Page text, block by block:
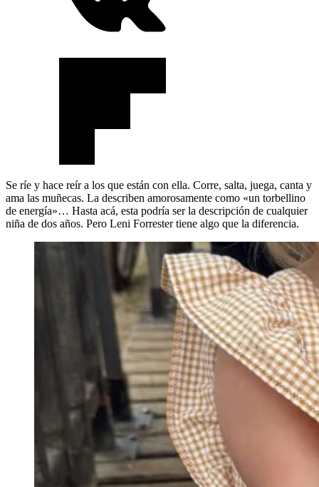
Se ríe y hace reír a los que están con ella. Corre, salta, juega, canta y
ama las muñecas. La describen amorosamente como «un torbellino
de energía»… Hasta acá, esta podría ser la descripción de cualquier
niña de dos años. Pero Leni Forrester tiene algo que la diferencia.